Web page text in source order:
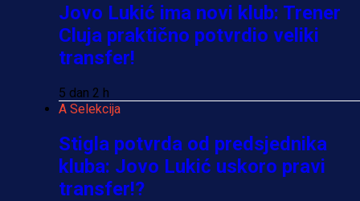
Jovo Lukić ima novi klub: Trener
Cluja praktično potvrdio veliki
transfer!
5 dan 2 h
A Selekcija
Stigla potvrda od predsjednika
kluba: Jovo Lukić uskoro pravi
transfer!?